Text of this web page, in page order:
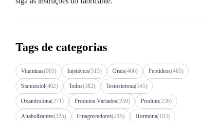
Tags de categorias
Vitaminas(993) Injetáveis(515) Orais(466) Peptídeos(465)
Stanozolol(402) Todos(382) Testosterona(345)
Oxandrolona(271) Produtos Variados(259) Produto(239)
Anabolizantes(225) Emagrecedores(215) Hormona(183)